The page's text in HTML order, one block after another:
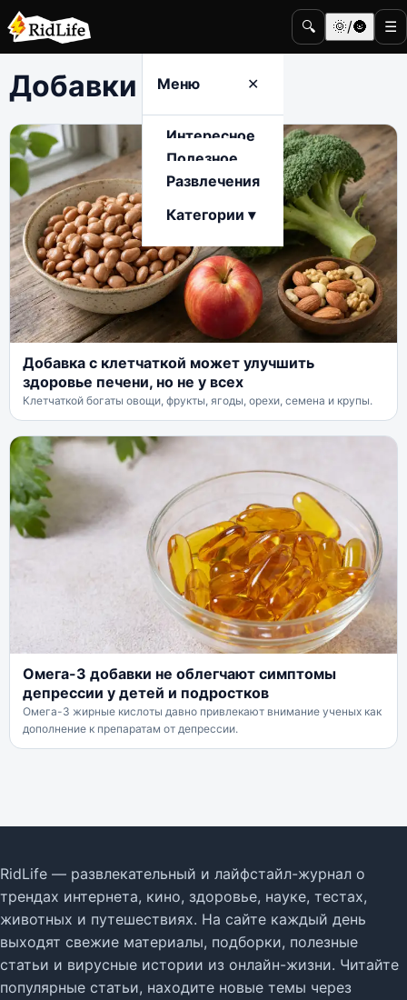
🔍 🌞/🌚 ☰
Меню ✕
Интересное
Полезное
Развлечения
Категории ▾
Добавки
Добавка с клетчаткой может улучшить
здоровье печени, но не у всех
Клетчаткой богаты овощи, фрукты, ягоды, орехи, семена и крупы.
Омега-3 добавки не облегчают симптомы
депрессии у детей и подростков
Омега-3 жирные кислоты давно привлекают внимание ученых как
дополнение к препаратам от депрессии.
RidLife — развлекательный и лайфстайл-журнал о
трендах интернета, кино, здоровье, науке, тестах,
животных и путешествиях. На сайте каждый день
выходят свежие материалы, подборки, полезные
статьи и вирусные истории из онлайн-жизни. Читайте
популярные статьи, находите новые темы через